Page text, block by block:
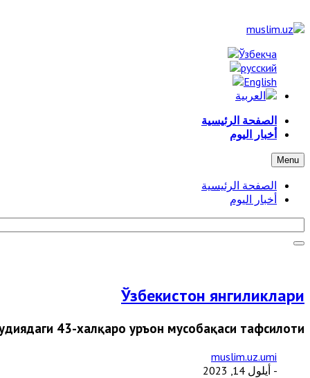
الصفحة الرئيسية
أخبار اليوم
Menu
الصفحة الرئيسية
أخبار اليوم
Ўзбекистон янгиликлари
43-халқаро Қуръон мусобақаси тафсилоти
muslim.uz.umi
- أيلول 14, 2023